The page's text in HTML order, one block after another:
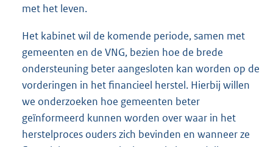
met het leven.
Het kabinet wil de komende periode, samen met
gemeenten en de VNG, bezien hoe de brede
ondersteuning beter aangesloten kan worden op de
vorderingen in het financieel herstel. Hierbij willen
we onderzoeken hoe gemeenten beter
geïnformeerd kunnen worden over waar in het
herstelproces ouders zich bevinden en wanneer ze